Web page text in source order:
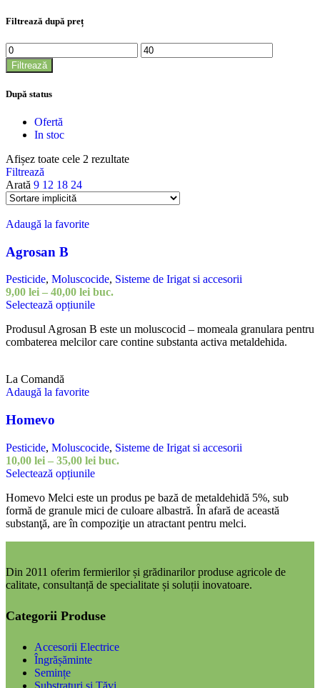
Filtrează după preț
Preț
minim
Preț
maxim
Filtrează
După status
Ofertă
In stoc
Afișez toate cele 2 rezultate
Filtrează
Arată 9 12 18 24
Adaugă la favorite
Agrosan B
Pesticide, Moluscocide, Sisteme de Irigat si accesorii
9,00 lei – 40,00 leiInterval
de
9,00 lei
până
buc.
Selectează opțiunileAcest
are
mai
pagina
produsului.
Produsul Agrosan B este un moluscocid – momeala granulara pentru
combaterea melcilor care contine substanta activa metaldehida.
La Comandă
Adaugă la favorite
Homevo
Pesticide, Moluscocide, Sisteme de Irigat si accesorii
10,00 lei – 35,00 leiInterval
10,00 lei
până
la
buc.
Selectează opțiunileAcest
are
mai
multe
fi
alese
pagina
Homevo Melci este un produs pe bază de metaldehidă 5%, sub
formă de granule mici de culoare albastră. În afară de această
substanţă, are în compoziţie un atractant pentru melci.
Din 2011 oferim fermierilor și grădinarilor produse agricole de
calitate, consultanță de specialitate și soluții inovatoare.
Categorii Produse
Accesorii Electrice
Îngrășăminte
Semințe
Substraturi și Tăvi